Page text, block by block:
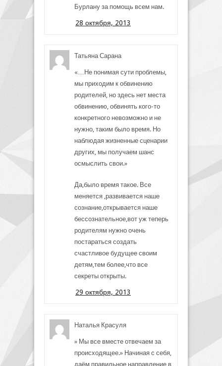
Бурлану за помощь всем нам.
28 октября, 2013
Татьяна Сарана
«…Не понимая сути проблемы,
мы приходим к обвинению
родителей, но здесь нет места
обвинению, обвинять кого-то
конкретного невозможно и не
нужно, таким было время. Но
наблюдая жизненные сценарии
других, мы получаем шанс
осмыслить свои.»
Да,было время такое. Все
меняется ,развивается наше
сознание,открывается наше
бессознательное,вот уж теперь
родителям нужно очень
постараться создать
счастливое будущее своим
детям,тем более,что все
секреты открыты.
29 октября, 2013
Наталья Красуля
» Мы все вместе отвечаем за
происходящее.» Начиная с себя,
даём правильное направление в